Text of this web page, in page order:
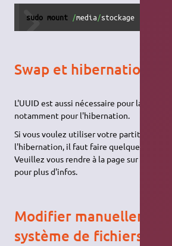
sudo mount /media/stockage
Swap et hibernation
L'UUID est aussi nécessaire pour la
notamment pour l'hibernation.
Si vous voulez utiliser votre partition de
l'hibernation, il faut faire quelques
Veuillez vous rendre à la page sur la
pour plus d'infos.
Modifier manuellement
système de fichiers